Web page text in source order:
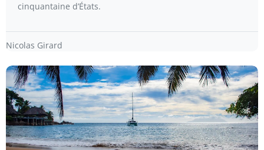
cinquantaine d’États.
Nicolas Girard